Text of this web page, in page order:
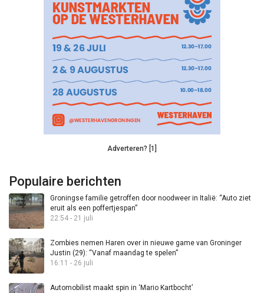
Adverteren? [1]
Populaire berichten
Groningse familie getroffen door noodweer in Italië: “Auto ziet
eruit als een poffertjespan”
22:54 - 21 juli
Zombies nemen Haren over in nieuwe game van Groninger
Justin (29): “Vanaf maandag te spelen”
16:11 - 26 juli
Automobilist maakt spin in ‘Mario Kartbocht’